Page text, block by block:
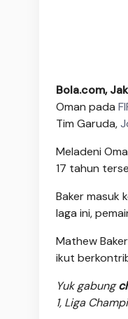
Bola.com,
Oman pada
Tim Garuda,
Meladeni
17 tahun
Baker masuk
laga ini,
Mathew
ikut
Yuk gabung
1, Liga